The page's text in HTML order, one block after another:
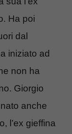
Ha poi
dal
iniziato ad
non ha
Giorgio
anche
l’ex gieffina